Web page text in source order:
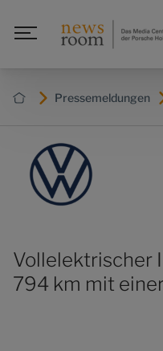
Pressemeldungen
Vollelektrischer
794 km mit